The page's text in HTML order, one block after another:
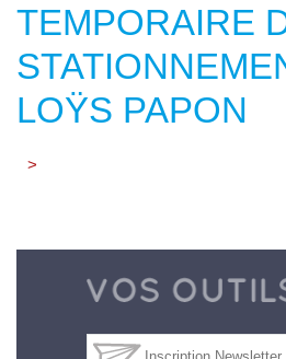
TEMPORAIRE
LOŸS PAPON
>